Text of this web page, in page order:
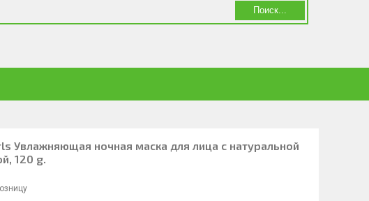
Поиск...
Увлажняющая ночная маска для лица с натуральной
120 g.